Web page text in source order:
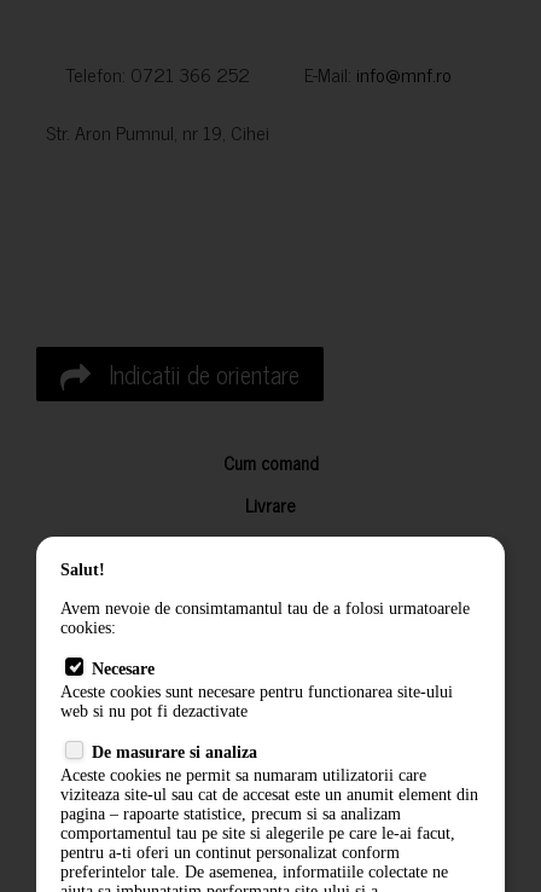
Telefon: 0721 366 252 E-Mail: info@mnf.ro
Str. Aron Pumnul, nr 19, Cihei
Indicatii de orientare
Cum comand
Livrare
Returnarea produselor
Termeni si conditii
Politica de confidentialitate
ANPC
Salut!
Avem nevoie de consimtamantul tau de a folosi urmatoarele
cookies:
Necesare
Aceste cookies sunt necesare pentru functionarea site-ului
web si nu pot fi dezactivate
De masurare si analiza
Aceste cookies ne permit sa numaram utilizatorii care
viziteaza site-ul sau cat de accesat este un anumit element din
pagina – rapoarte statistice, precum si sa analizam
comportamentul tau pe site si alegerile pe care le-ai facut,
pentru a-ti oferi un continut personalizat conform
preferintelor tale. De asemenea, informatiile colectate ne